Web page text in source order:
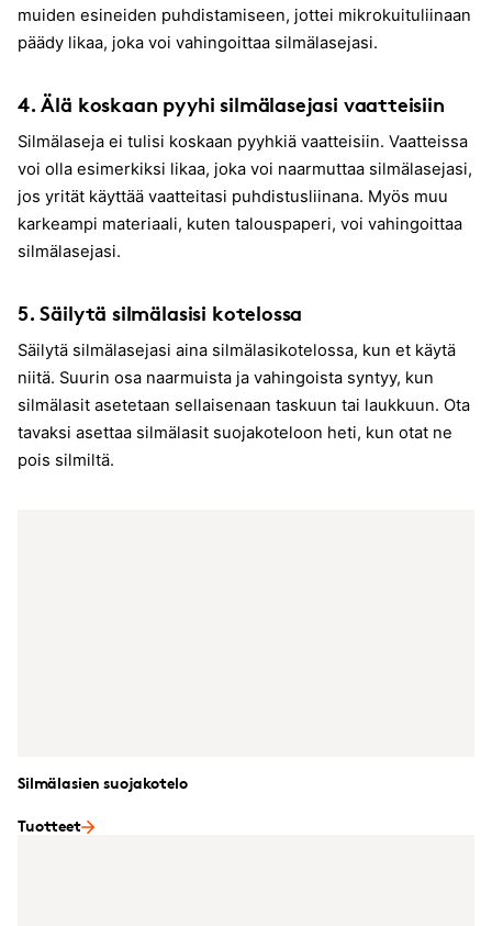
muiden esineiden puhdistamiseen, jottei mikrokuituliinaan
päädy likaa, joka voi vahingoittaa silmälasejasi.
4. Älä koskaan pyyhi silmälasejasi vaatteisiin
Silmälaseja ei tulisi koskaan pyyhkiä vaatteisiin. Vaatteissa
voi olla esimerkiksi likaa, joka voi naarmuttaa silmälasejasi,
jos yrität käyttää vaatteitasi puhdistusliinana. Myös muu
karkeampi materiaali, kuten talouspaperi, voi vahingoittaa
silmälasejasi.
5. Säilytä silmälasisi kotelossa
Säilytä silmälasejasi aina silmälasikotelossa, kun et käytä
niitä. Suurin osa naarmuista ja vahingoista syntyy, kun
silmälasit asetetaan sellaisenaan taskuun tai laukkuun. Ota
tavaksi asettaa silmälasit suojakoteloon heti, kun otat ne
pois silmiltä.
Silmälasien suojakotelo
Tuotteet